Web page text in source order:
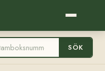
SÖK